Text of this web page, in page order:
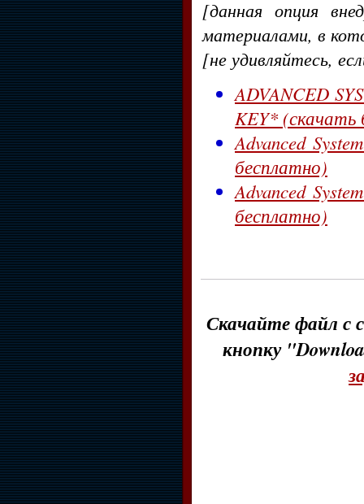
[данная опция
материалами, в
[не удивляйтесь,
ADVANCED
KEY* (скачать
Advanced
бесплатно)
Advanced
бесплатно)
Скачайте файл с
кнопку